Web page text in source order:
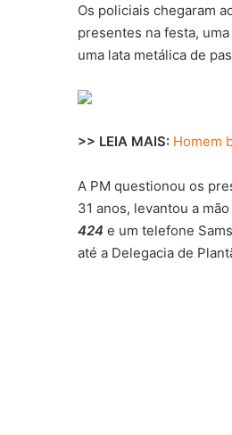
Os policiais chegaram
presentes na festa,
uma lata metálica de
>> LEIA MAIS: Homem
A PM questionou os
31 anos, levantou a
424 e um telefone
até a Delegacia de